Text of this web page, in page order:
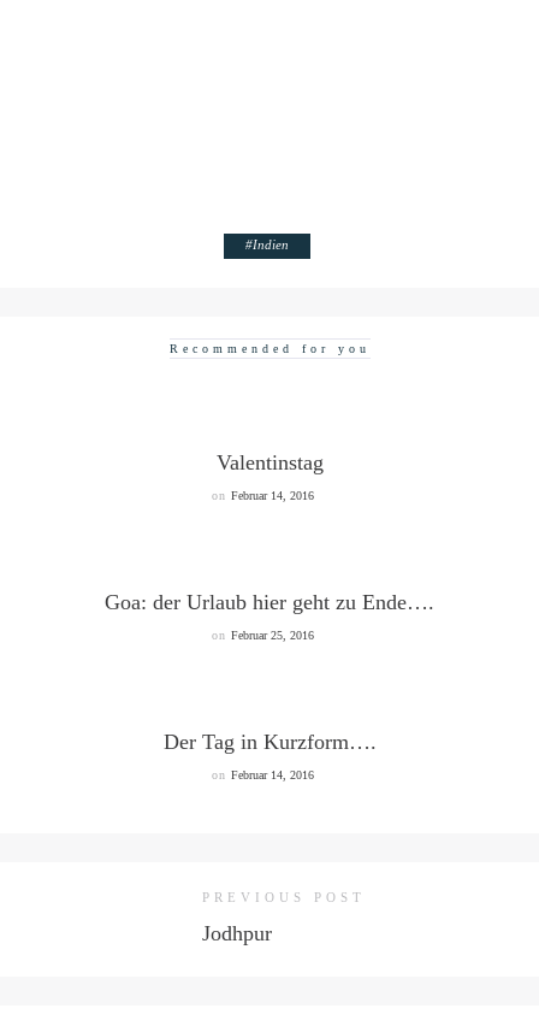
#Indien
Recommended for you
Valentinstag
on Februar 14, 2016
Goa: der Urlaub hier geht zu Ende….
on Februar 25, 2016
Der Tag in Kurzform….
on Februar 14, 2016
PREVIOUS POST
Jodhpur